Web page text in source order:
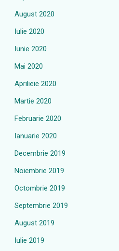
August 2020
Iulie 2020
Iunie 2020
Mai 2020
Aprilieie 2020
Martie 2020
Februarie 2020
Ianuarie 2020
Decembrie 2019
Noiembrie 2019
Octombrie 2019
Septembrie 2019
August 2019
Iulie 2019